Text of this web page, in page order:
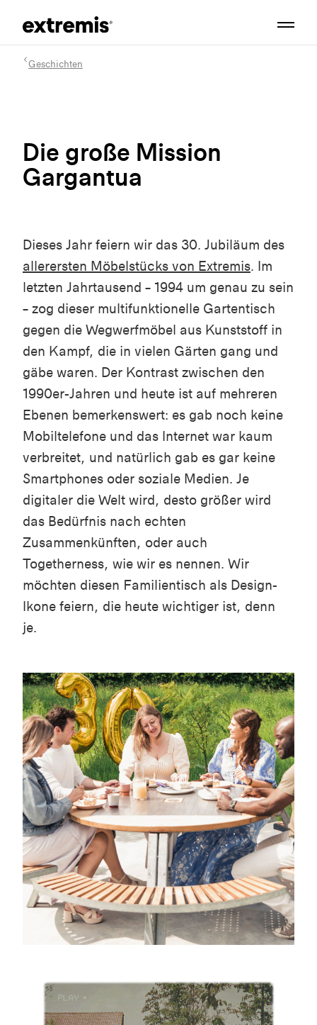
Geschichten
Die große Mission
Gargantua
Dieses Jahr feiern wir das 30. Jubiläum des
allerersten Möbelstücks von Extremis. Im
letzten Jahrtausend – 1994 um genau zu sein
– zog dieser multifunktionelle Gartentisch
gegen die Wegwerfmöbel aus Kunststoff in
den Kampf, die in vielen Gärten gang und
gäbe waren. Der Kontrast zwischen den
1990er-Jahren und heute ist auf mehreren
Ebenen bemerkenswert: es gab noch keine
Mobiltelefone und das Internet war kaum
verbreitet, und natürlich gab es gar keine
Smartphones oder soziale Medien. Je
digitaler die Welt wird, desto größer wird
das Bedürfnis nach echten
Zusammenkünften, oder auch
Togetherness, wie wir es nennen. Wir
möchten diesen Familientisch als Design-
Ikone feiern, die heute wichtiger ist, denn
je.